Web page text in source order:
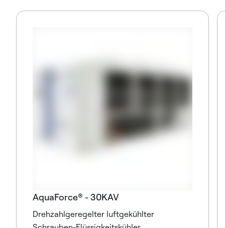
AquaForce® - 30KAV
Drehzahlgeregelter luftgekühlter